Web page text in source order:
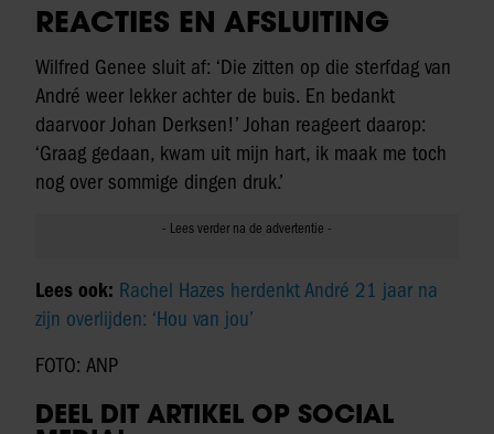
REACTIES EN AFSLUITING
Wilfred Genee sluit af: ‘Die zitten op die sterfdag van
André weer lekker achter de buis. En bedankt
daarvoor Johan Derksen!’ Johan reageert daarop:
‘Graag gedaan, kwam uit mijn hart, ik maak me toch
nog over sommige dingen druk.’
Lees ook: Rachel Hazes herdenkt André 21 jaar na
zijn overlijden: ‘Hou van jou’
FOTO: ANP
DEEL DIT ARTIKEL OP SOCIAL